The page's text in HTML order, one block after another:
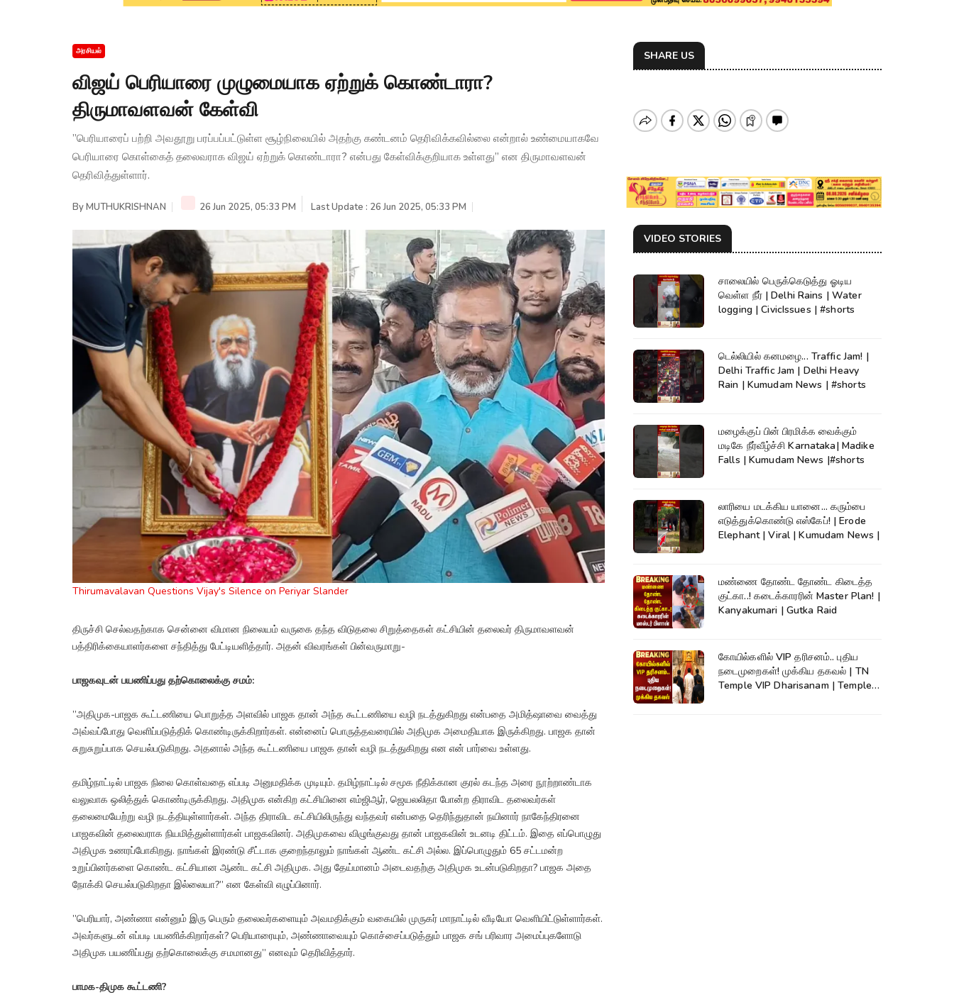
அரசியல்
விஜய் பெரியாரை முழுமையாக ஏற்றுக் கொண்டாரா?
திருமாவளவன் கேள்வி
”பெரியாரைப் பற்றி அவதூறு பரப்பப்பட்டுள்ள சூழ்நிலையில் அதற்கு கண்டனம் தெரிவிக்கவில்லை என்றால் உண்மையாகவே
பெரியாரை கொள்கைத் தலைவராக விஜய் ஏற்றுக் கொண்டாரா? என்பது கேள்விக்குறியாக உள்ளது” என திருமாவளவன்
தெரிவித்துள்ளார்.
ByMUTHUKRISHNAN 26 Jun 2025, 05:33 PM Last Update : 26 Jun 2025, 05:33 PM
Thirumavalavan Questions Vijay's Silence on Periyar Slander
திருச்சி செல்வதற்காக சென்னை விமான நிலையம் வருகை தந்த விடுதலை சிறுத்தைகள் கட்சியின் தலைவர் திருமாவளவன்
பத்திரிக்கையாளர்களை சந்தித்து பேட்டியளித்தார். அதன் விவரங்கள் பின்வருமாறு-
பாஜகவுடன் பயணிப்பது தற்கொலைக்கு சமம்:
”அதிமுக-பாஜக கூட்டணியை பொறுத்த அளவில் பாஜக தான் அந்த கூட்டணியை வழி நடத்துகிறது என்பதை அமித்ஷாவை வைத்து
அவ்வப்போது வெளிப்படுத்திக் கொண்டிருக்கிறார்கள். என்னைப் பொருத்தவரையில் அதிமுக அமைதியாக இருக்கிறது. பாஜக தான்
சுறுசுறுப்பாக செயல்படுகிறது. அதனால் அந்த கூட்டணியை பாஜக தான் வழி நடத்துகிறது என என் பார்வை உள்ளது.
தமிழ்நாட்டில் பாஜக நிலை கொள்வதை எப்படி அனுமதிக்க முடியும். தமிழ்நாட்டில் சமூக நீதிக்கான குரல் கடந்த அரை நூற்றாண்டாக
வலுவாக ஒலித்துக் கொண்டிருக்கிறது. அதிமுக என்கிற கட்சியினை எம்ஜிஆர், ஜெயலலிதா போன்ற திராவிட தலைவர்கள்
தலைமையேற்று வழி நடத்தியுள்ளார்கள். அந்த திராவிட கட்சியிலிருந்து வந்தவர் என்பதை தெரிந்துதான் நயினார் நாகேந்திரனை
பாஜகவின் தலைவராக நியமித்துள்ளார்கள் பாஜகவினர். அதிமுகவை விழுங்குவது தான் பாஜகவின் உடனடி திட்டம். இதை எப்பொழுது
அதிமுக உணரப்போகிறது. நாங்கள் இரண்டு சீட்டாக குறைந்தாலும் நாங்கள் ஆண்ட கட்சி அல்ல. இப்பொழுதும் 65 சட்டமன்ற
உறுப்பினர்களை கொண்ட கட்சியான ஆண்ட கட்சி அதிமுக. அது தேய்மானம் அடைவதற்கு அதிமுக உடன்படுகிறதா? பாஜக அதை
நோக்கி செயல்படுகிறதா இல்லையா?” என கேள்வி எழுப்பினார்.
”பெரியார், அண்ணா என்னும் இரு பெரும் தலைவர்களையும் அவமதிக்கும் வகையில் முருகர் மாநாட்டில் வீடியோ வெளியிட்டுள்ளார்கள்.
அவர்களுடன் எப்படி பயணிக்கிறார்கள்? பெரியாரையும், அண்ணாவையும் கொச்சைப்படுத்தும் பாஜக சங் பரிவார அமைப்புகளோடு
அதிமுக பயணிப்பது தற்கொலைக்கு சமமானது” எனவும் தெரிவித்தார்.
பாமக-திமுக கூட்டணி?
SHARE US
VIDEO STORIES
சாலையில் பெருக்கெடுத்து ஓடிய
வெள்ள நீர் | Delhi Rains | Water
logging | CivicIssues | #shorts
டெல்லியில் கனமழை... Traffic Jam! |
Delhi Traffic Jam | Delhi Heavy
Rain | Kumudam News | #shorts
மழைக்குப் பின் பிரமிக்க வைக்கும்
மடிகே நீர்வீழ்ச்சி Karnataka| Madike
Falls | Kumudam News |#shorts
லாரியை மடக்கிய யானை... கரும்பை
எடுத்துக்கொண்டு எஸ்கேப்! | Erode
Elephant | Viral | Kumudam News |
மண்ணை தோண்ட தோண்ட கிடைத்த
குட்கா..! கடைக்காரரின் Master Plan! |
Kanyakumari | Gutka Raid
கோயில்களில் VIP தரிசனம்.. புதிய
நடைமுறைகள்! முக்கிய தகவல் | TN
Temple VIP Dharisanam | Temple